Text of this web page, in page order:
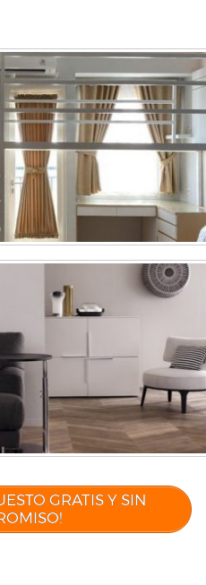
GRATIS Y SIN